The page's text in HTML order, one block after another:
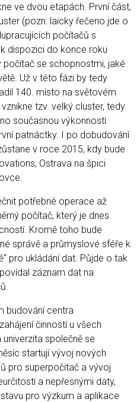
ve dvou etapách. První část,
(pozn: laicky řečeno jde o
počítačů s
dispozici do konce roku
počítač se schopnostmi, jaké
Už v této fázi by tedy
140. místo na světovém
tzv. velký cluster, tedy
současnou výkonností
patnáctky. I po dobudování
v roce 2015, kdy bude
Ostrava na špici
potřebné operace až
počítač, který je dnes
Kromě toho bude
správě a průmyslové sféře k
pro ukládání dat. Půjde o tak
záznam dat na
budování centra
činností u všech
společně se
startují vývoj nových
pro superpočítač a vývoj
a nepřesnými daty,
pro výzkum a aplikace